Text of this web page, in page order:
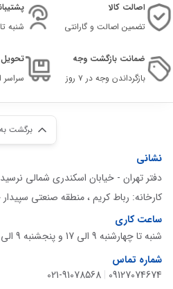
اصالت کالا
تضمین اصالت و گارانتی
شنبه تا
ضمانت بازگشت وجه
بازگرداندن وجه در ۷ روز
سراسر
برگشت به
نشانی
دفتر تهران - خیابان اسکندری شمالی
کارخانه: رباط کریم ، منطقه صنعتی سپیدار
ساعت کاری
شنبه تا چهارشنبه 9 الی 17 و پنجشنبه 9 الی 13
شماره تماس
09127074674
|
021-91078568